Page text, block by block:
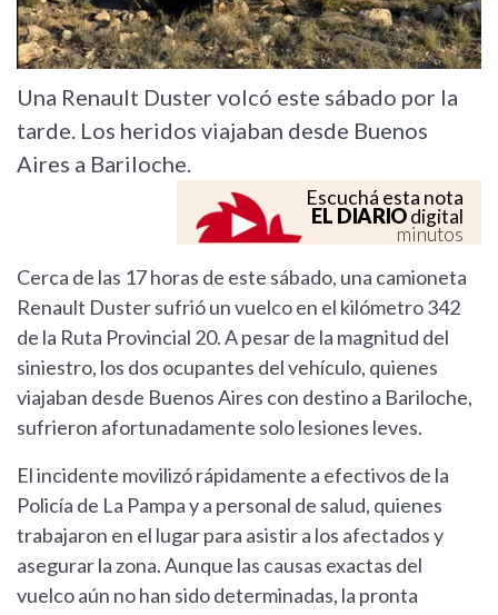
Una Renault Duster volcó este sábado por la
tarde. Los heridos viajaban desde Buenos
Aires a Bariloche.
Escuchá esta nota
EL DIARIOdigital
minutos
Cerca de las 17 horas de este sábado, una camioneta
Renault Duster sufrió un vuelco en el kilómetro 342
de la Ruta Provincial 20. A pesar de la magnitud del
siniestro, los dos ocupantes del vehículo, quienes
viajaban desde Buenos Aires con destino a Bariloche,
sufrieron afortunadamente solo lesiones leves.
El incidente movilizó rápidamente a efectivos de la
Policía de La Pampa y a personal de salud, quienes
trabajaron en el lugar para asistir a los afectados y
asegurar la zona. Aunque las causas exactas del
vuelco aún no han sido determinadas, la pronta